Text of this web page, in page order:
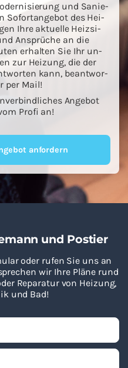
und Sa­nie­
So­fort­an­ge­bot des Hei­
Ihre ak­tu­el­le Heiz­si­
An­sprü­che an die
er­hal­ten Sie Ihr un­
zur Hei­zung, die der
kann, be­ant­wor­
per Mail!
An­ge­bot
Profi an!
an­for­dern
und Postier
oder rufen Sie uns an
wir Ihre Pläne rund
Reparatur von Heizung,
und Bad!